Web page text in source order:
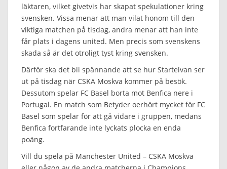
läktaren, vilket givetvis har skapat spekulationer kring
svensken. Vissa menar att man vilat honom till den
viktiga matchen på tisdag, andra menar att han inte
får plats i dagens united. Men precis som svenskens
skada så är det otroligt tyst kring svensken.
Därför ska det bli spännande att se hur Startelvan ser
ut på tisdag när CSKA Moskva kommer på besök.
Dessutom spelar FC Basel borta mot Benfica nere i
Portugal. En match som Betyder oerhört mycket för FC
Basel som spelar för att gå vidare i gruppen, medans
Benfica fortfarande inte lyckats plocka en enda
poäng.
Vill du spela på Manchester United – CSKA Moskva